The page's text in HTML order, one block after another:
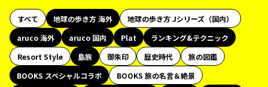
すべて 地球の歩き方 海外
地球の歩き方 Jシリーズ（国内）
aruco 海外
aruco 国内 Plat
ランキング&テクニック
Resort Style
島旅 御朱印 歴史時代
旅の図鑑
BOOKS スペシャルコラボ
BOOKS 旅の名言＆絶景